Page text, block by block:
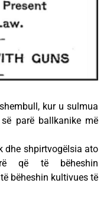
kur u sulmua
parë ballkanike më
dhe shpirtvogëlsia ato
që të bëheshin
bëheshin kultivues të